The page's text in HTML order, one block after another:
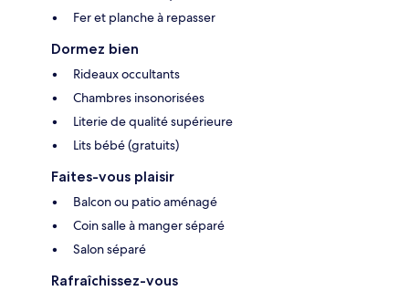
Fer et planche à repasser
Dormez bien
Rideaux occultants
Chambres insonorisées
Literie de qualité supérieure
Lits bébé (gratuits)
Faites-vous plaisir
Balcon ou patio aménagé
Coin salle à manger séparé
Salon séparé
Rafraîchissez-vous